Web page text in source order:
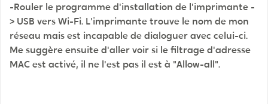
-Rouler le programme d'installation de l'imprimante -
> USB vers Wi-Fi. L'imprimante trouve le nom de mon
réseau mais est incapable de dialoguer avec celui-ci.
Me suggère ensuite d'aller voir si le filtrage d'adresse
MAC est activé, il ne l'est pas il est à "Allow-all".